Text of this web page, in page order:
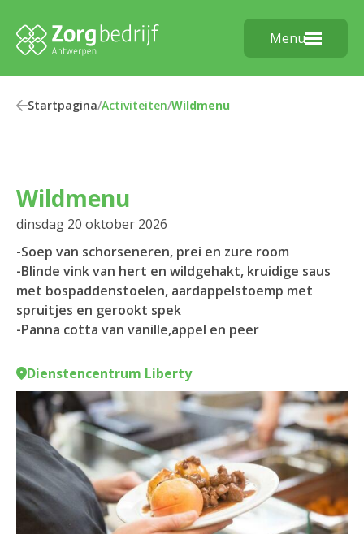
Menu
Startpagina/Activiteiten/Wildmenu
Wildmenu
dinsdag 20 oktober 2026
-Soep van schorseneren, prei en zure room
-Blinde vink van hert en wildgehakt, kruidige saus
met bospaddenstoelen, aardappelstoemp met
spruitjes en gerookt spek
-Panna cotta van vanille,appel en peer
Dienstencentrum Liberty